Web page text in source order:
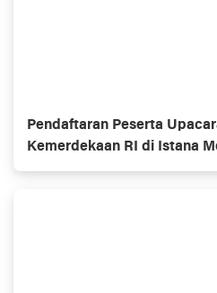
Pendaftaran Peserta
Kemerdekaan RI di Istana
Hari Ini 5 Agustus 2026